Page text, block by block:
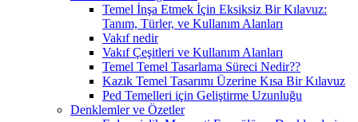
Temel İnşa Etmek İçin Eksiksiz Bir Kılavuz:
Tanım, Türler, ve Kullanım Alanları
Vakıf nedir
Vakıf Çeşitleri ve Kullanım Alanları
Temel Temel Tasarlama Süreci Nedir??
Kazık Temel Tasarımı Üzerine Kısa Bir Kılavuz
Ped Temelleri için Geliştirme Uzunluğu
Denklemler ve Özetler